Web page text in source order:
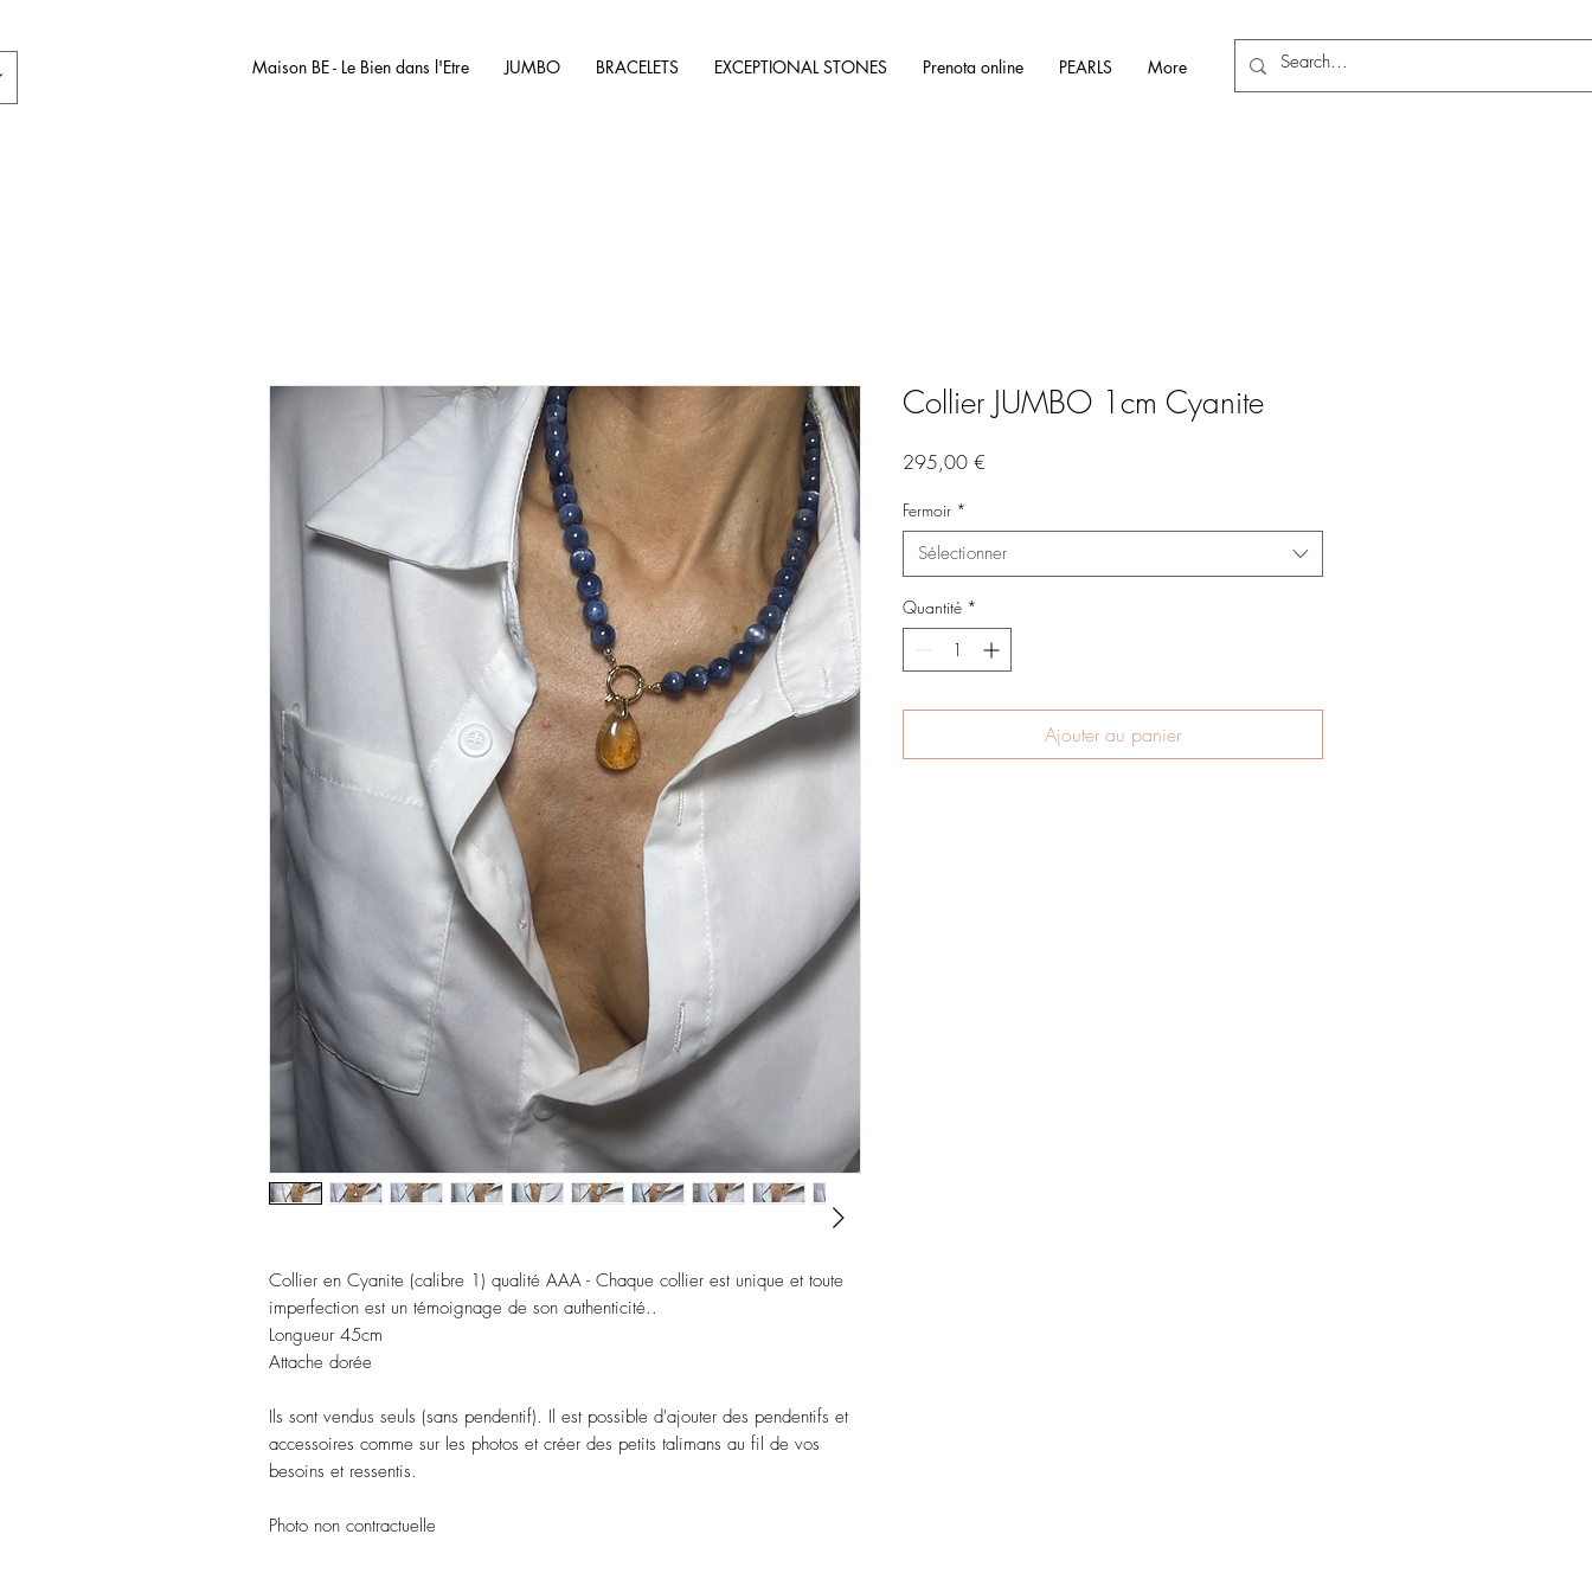
Maison BE - Le Bien dans l'Etre JUMBO BRACELETS EXCEPTIONAL STONES Prenota online PEARLS More
Collier en Cyanite (calibre 1) qualité AAA - Chaque collier est unique et toute
imperfection est un témoignage de son authenticité..
Longueur 45cm
Attache dorée
Ils sont vendus seuls (sans pendentif). Il est possible d'ajouter des pendentifs et
accessoires comme sur les photos et créer des petits talimans au fil de vos
besoins et ressentis.
Photo non contractuelle
Collier JUMBO 1cm Cyanite
295,00 €
Fermoir *
Sélectionner
Quantité *
Ajouter au panier